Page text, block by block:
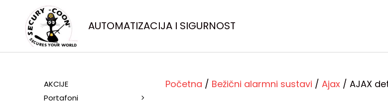
AUTOMATIZACIJA I SIGURNOST
Početna / Bežični alarmni sustavi / Ajax / AJAX
AKCIJE
Portafoni